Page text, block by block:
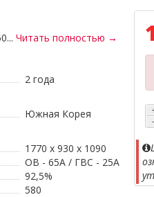
Читать полностью →
2 года
Южная Корея
1770 x 930 x 1090
ОВ - 65А / ГВС - 25А
92,5%
580